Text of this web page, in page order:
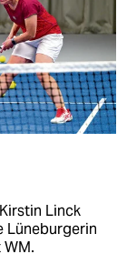
Linck
Lüneburgerin